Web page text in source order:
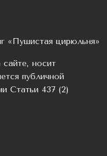
«Пушистая цирюльня»
носит
публичной
Статьи 437 (2)